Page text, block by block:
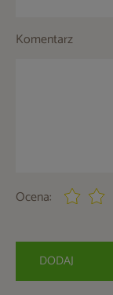
Komentarz
Ocena:
DODAJ